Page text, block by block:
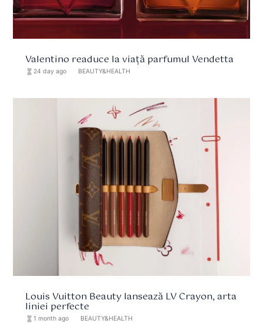
Valentino readuce la viață parfumul Vendetta
hourglass_full 24 day ago BEAUTY&HEALTH
Louis Vuitton Beauty lansează LV Crayon, arta
liniei perfecte
hourglass_full 1 month ago BEAUTY&HEALTH